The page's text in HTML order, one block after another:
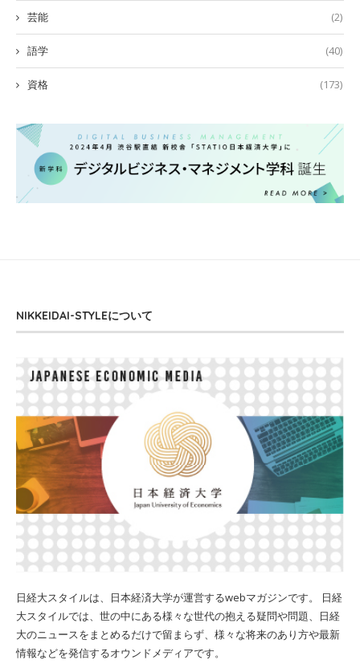
芸能 (2)
語学 (40)
資格 (173)
NIKKEIDAI-STYLEについて
日経大スタイルは、日本経済大学が運営するwebマガジンです。 日経
大スタイルでは、世の中にある様々な世代の抱える疑問や問題、日経
大のニュースをまとめるだけで留まらず、様々な将来のあり方や最新
情報などを発信するオウンドメディアです。